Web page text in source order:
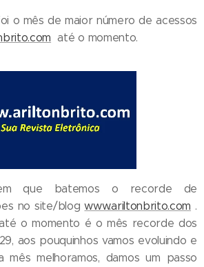
o mês de maior número de acessos
até o momento.
que batemos o recorde de
no site/blogwww.ariltonbrito.com .
o momento é o mês recorde dos
aos pouquinhos vamos evoluindo e
mês melhoramos, damos um passo